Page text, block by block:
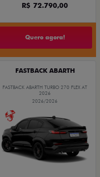
R$ 72.790,00
Quero agora!
FASTBACK ABARTH
FASTBACK ABARTH TURBO 270 FLEX AT
2026
2026/2026